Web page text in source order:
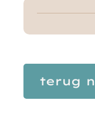
terug